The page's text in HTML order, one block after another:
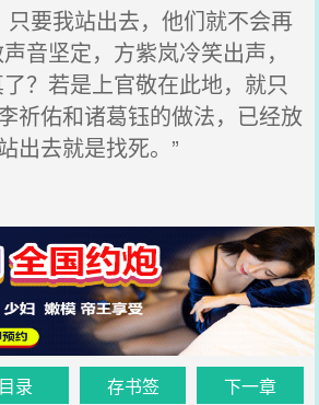
要我站出去，他们就不会再
音坚定，方紫岚冷笑出声，
？若是上官敬在此地，就只
祈佑和诸葛钰的做法，已经放
出去就是找死。”
目录 存书签 下一章